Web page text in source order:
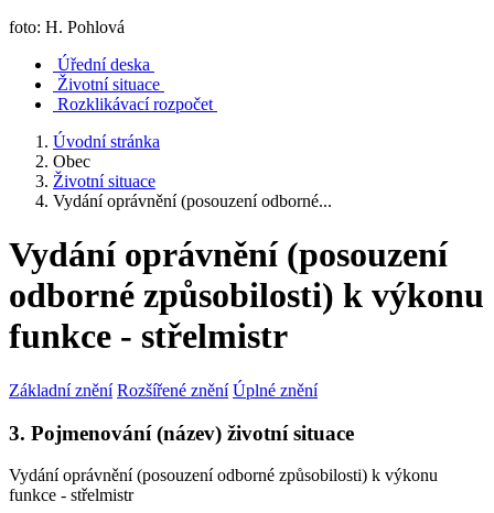
foto: H. Pohlová
Úřední deska
Životní situace
Rozklikávací rozpočet
Úvodní stránka
Obec
Životní situace
Vydání oprávnění (posouzení odborné...
Vydání oprávnění (posouzení
odborné způsobilosti) k výkonu
funkce - střelmistr
Základní znění Rozšířené znění Úplné znění
3. Pojmenování (název) životní situace
Vydání oprávnění (posouzení odborné způsobilosti) k výkonu
funkce - střelmistr